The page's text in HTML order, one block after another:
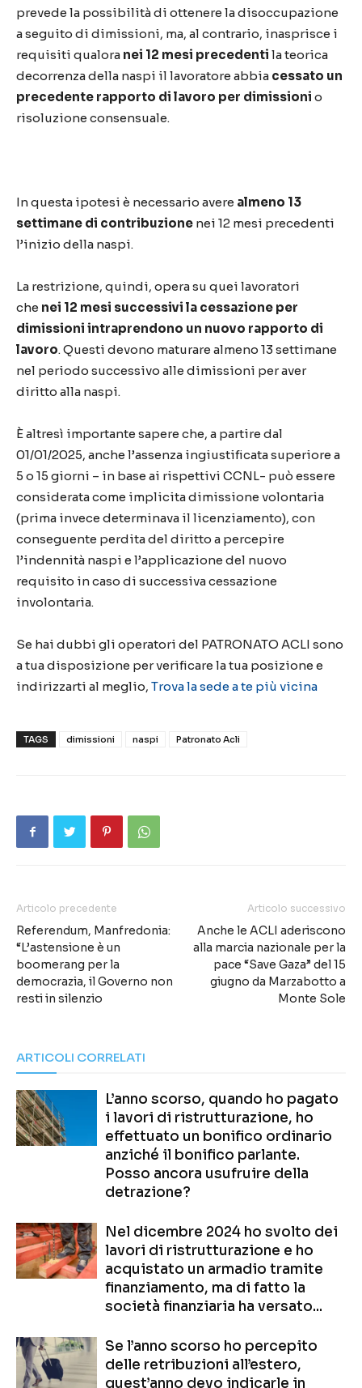
prevede la possibilità di ottenere la disoccupazione
a seguito di dimissioni, ma, al contrario, inasprisce i
requisiti qualora nei 12 mesi precedenti la teorica
decorrenza della naspi il lavoratore abbia cessato un
precedente rapporto di lavoro per dimissioni o
risoluzione consensuale.
In questa ipotesi è necessario avere almeno 13
settimane di contribuzione nei 12 mesi precedenti
l’inizio della naspi.
La restrizione, quindi, opera su quei lavoratori
che nei 12 mesi successivi la cessazione per
dimissioni intraprendono un nuovo rapporto di
lavoro. Questi devono maturare almeno 13 settimane
nel periodo successivo alle dimissioni per aver
diritto alla naspi.
È altresì importante sapere che, a partire dal
01/01/2025, anche l’assenza ingiustificata superiore a
5 o 15 giorni – in base ai rispettivi CCNL- può essere
considerata come implicita dimissione volontaria
(prima invece determinava il licenziamento), con
conseguente perdita del diritto a percepire
l’indennità naspi e l’applicazione del nuovo
requisito in caso di successiva cessazione
involontaria.
Se hai dubbi gli operatori del PATRONATO ACLI sono
a tua disposizione per verificare la tua posizione e
indirizzarti al meglio, Trova la sede a te più vicina
TAGS dimissioni naspi Patronato Acli
Articolo precedente
Referendum, Manfredonia:
“L’astensione è un
boomerang per la
democrazia, il Governo non
resti in silenzio
Articolo successivo
Anche le ACLI aderiscono
alla marcia nazionale per la
pace “Save Gaza” del 15
giugno da Marzabotto a
Monte Sole
ARTICOLI CORRELATI
L’anno scorso, quando ho pagato
i lavori di ristrutturazione, ho
effettuato un bonifico ordinario
anziché il bonifico parlante.
Posso ancora usufruire della
detrazione?
Nel dicembre 2024 ho svolto dei
lavori di ristrutturazione e ho
acquistato un armadio tramite
finanziamento, ma di fatto la
società finanziaria ha versato...
Se l’anno scorso ho percepito
delle retribuzioni all’estero,
quest’anno devo indicarle in